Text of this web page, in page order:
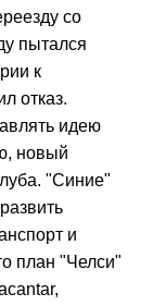
со
пытался
к
отказ.
идею
новый
"Синие"
и
план "Челси"